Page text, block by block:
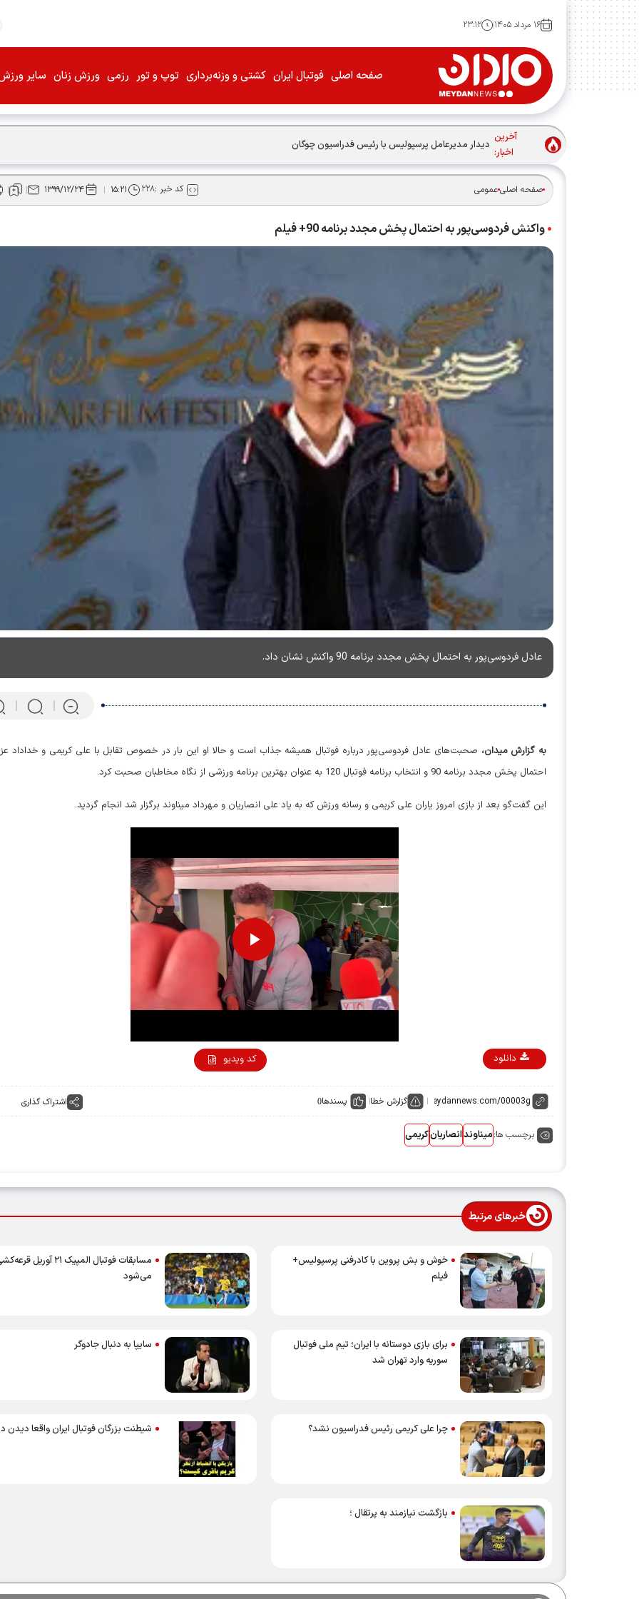
۱۶ مرداد ۱۴۰۵ ۲۳:۱۲
صفحه اصلی فوتبال ایران کشتی و وزنه‌برداری توپ و تور رزمی ورزش زنان سایر
آخرین
اخبار:
دیدار مدیرعامل پرسپولیس با رئیس فدراسیون چوگان
صفحه اصلیعمومی کد خبر :۲۲۸ ۱۵:۲۱ ۱۳۹۹/۱۲/۲۴
واکنش فردوسی‌پور به احتمال پخش مجدد برنامه 90+ فیلم
عادل فردوسی‌پور به احتمال پخش مجدد برنامه 90 واکنش نشان داد.
به گزارش میدان، صحبت‌های عادل فردوسی‌پور درباره فوتبال همیشه جذاب است و حالا او این بار در خصوص تقابل با علی کریمی و خداداد
احتمال پخش مجدد برنامه 90 و انتخاب برنامه فوتبال 120 به عنوان بهترین برنامه ورزشی از نگاه مخاطبان صحبت کرد.
این گفت‌گو بعد از بازی امروز یاران علی کریمی و رسانه ورزش که به یاد علی انصاریان و مهرداد میناوند برگزار شد انجام گردید.
Play
Video
کد ویدیو دانلود
گزارش خطا پسندها0 اشتراک گذاری
برچسب ها:میناوندانصاریانکریمی
خبرهای مرتبط
خوش و بش پروین با کادرفنی پرسپولیس+
فیلم
مسابقات فوتبال المپیک ۲۱ آوریل
می‌شود
برای بازی دوستانه با ایران؛ تیم ملی فوتبال
سوریه وارد تهران شد
سایپا به دنبال جادوگر
چرا علی کریمی رئیس فدراسیون نشد؟ شیطنت بزرگان فوتبال ایران واقعا دیدن
بازگشت نیازمند به پرتقال ؛